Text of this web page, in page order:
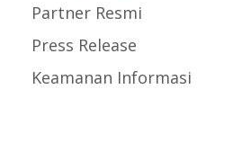
Partner Resmi
Press Release
Keamanan Informasi